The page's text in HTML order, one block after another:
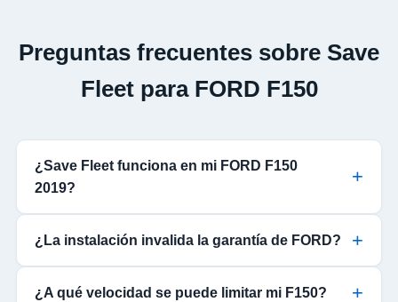
Preguntas frecuentes sobre Save
Fleet para FORD F150
¿Save Fleet funciona en mi FORD F150
2019?
¿La instalación invalida la garantía de FORD?
¿A qué velocidad se puede limitar mi F150?